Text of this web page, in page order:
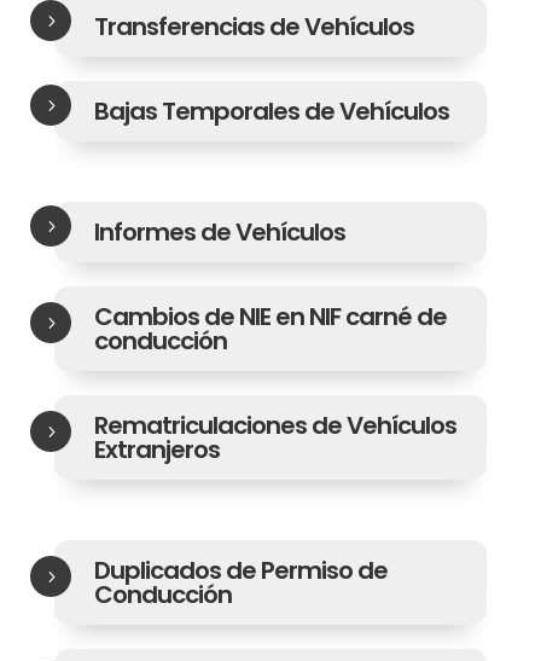
5 Transferencias de Vehículos
5 Bajas Temporales de Vehículos
5 Informes de Vehículos
5 Cambios de NIE en NIF carné de
conducción
5 Rematriculaciones de Vehículos
Extranjeros
5 Duplicados de Permiso de
Conducción